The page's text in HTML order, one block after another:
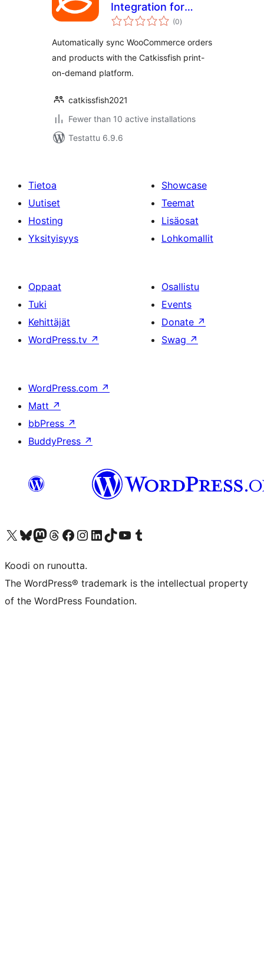
Integration for
WooCommerce
(0arvosanat
yhteensä
)
Automatically sync WooCommerce orders
and products with the Catkissfish print-
on-demand platform.
catkissfish2021
Fewer than 10 active installations
Testattu 6.9.6
Tietoa
Uutiset
Hosting
Yksityisyys
Showcase
Teemat
Lisäosat
Lohkomallit
Oppaat
Tuki
Kehittäjät
WordPress.tv ↗
Osallistu
Events
Donate ↗
Swag ↗
WordPress.com ↗
Matt ↗
bbPress ↗
BuddyPress ↗
Visit our X (formerly Twitter) account
Visit our Bluesky account
Visit our Mastodon account
Visit our Threads account
Visit our Facebook page
Visit our Instagram account
Visit our LinkedIn account
Visit our TikTok account
Näytä YouTube-kanava
Visit our Tumblr account
Koodi on runoutta.
The WordPress® trademark is the intellectual property
of the WordPress Foundation.